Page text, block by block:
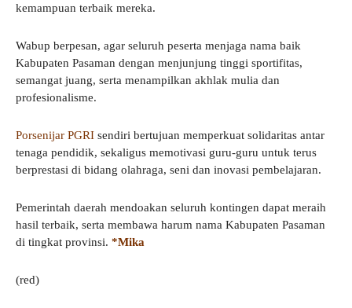
kemampuan terbaik mereka.
Wabup berpesan, agar seluruh peserta menjaga nama baik
Kabupaten Pasaman dengan menjunjung tinggi sportifitas,
semangat juang, serta menampilkan akhlak mulia dan
profesionalisme.
Porsenijar PGRI sendiri bertujuan memperkuat solidaritas antar
tenaga pendidik, sekaligus memotivasi guru-guru untuk terus
berprestasi di bidang olahraga, seni dan inovasi pembelajaran.
Pemerintah daerah mendoakan seluruh kontingen dapat meraih
hasil terbaik, serta membawa harum nama Kabupaten Pasaman
di tingkat provinsi. *Mika
(red)